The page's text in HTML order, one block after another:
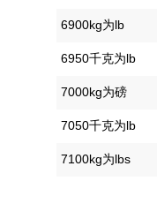
6900kg为lb
6950千克为lb
7000kg为磅
7050千克为lb
7100kg为lbs